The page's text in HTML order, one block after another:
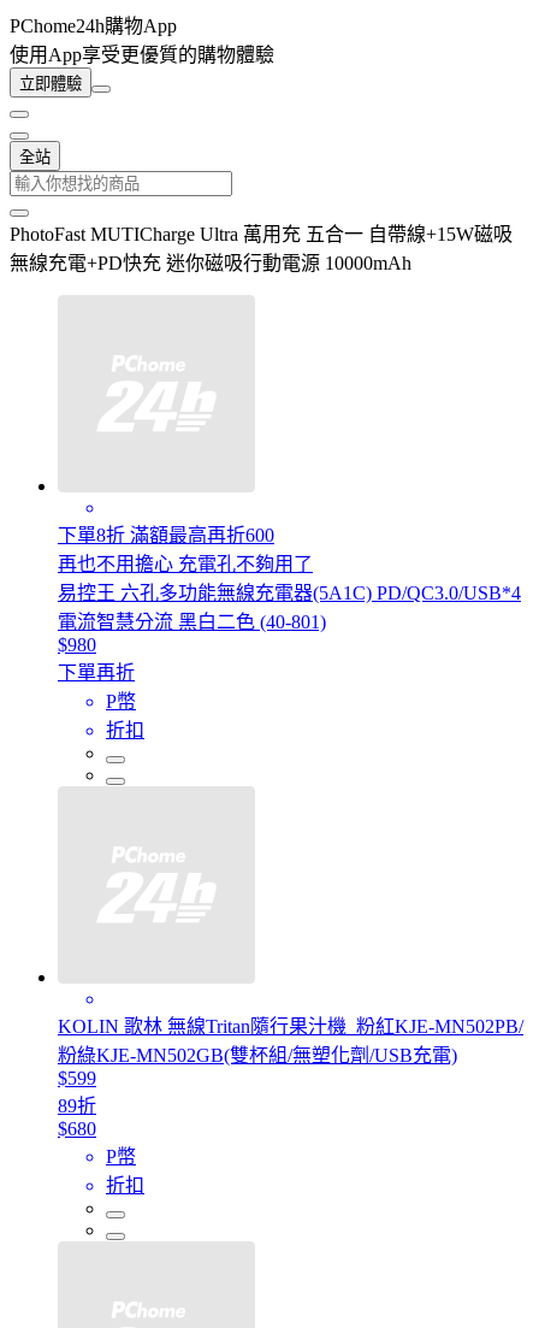
PChome24h購物App
使用App享受更優質的購物體驗
立即體驗
全站
PhotoFast MUTICharge Ultra 萬用充 五合一 自帶線+15W磁吸
無線充電+PD快充 迷你磁吸行動電源 10000mAh
下單8折 滿額最高再折600
再也不用擔心 充電孔不夠用了
易控王 六孔多功能無線充電器(5A1C) PD/QC3.0/USB*4
電流智慧分流 黑白二色 (40-801)
$980
下單再折
P幣
折扣
KOLIN 歌林 無線Tritan隨行果汁機_粉紅KJE-MN502PB/
粉綠KJE-MN502GB(雙杯組/無塑化劑/USB充電)
$599
89折
$680
P幣
折扣